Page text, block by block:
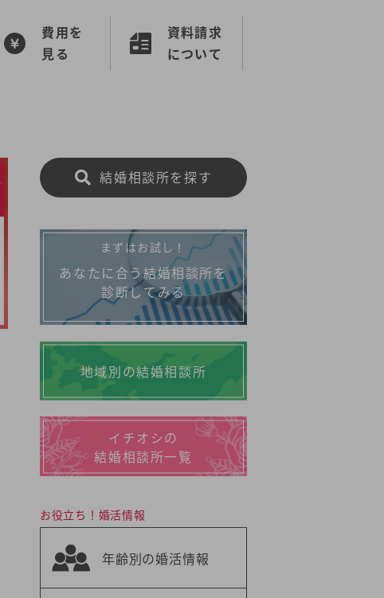
費用を
見る
資料請求
について
結婚相談所を探す
まずはお試し！
あなたに合う結婚相談所を
診断してみる
地域別の結婚相談所
イチオシの
結婚相談所一覧
お役立ち！婚活情報
年齢別の婚活情報